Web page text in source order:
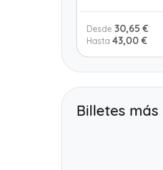
Desde 30,65 €
Hasta 43,00 €
Billetes